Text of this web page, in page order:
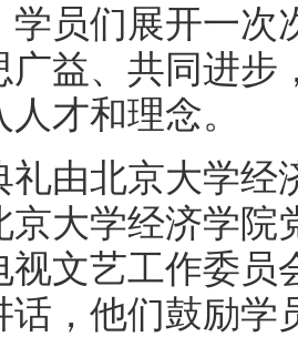
学员们展开一次
广益、共同进步
才和理念。
北京大学经
京大学经济学院
视文艺工作委员
话，他们鼓励学